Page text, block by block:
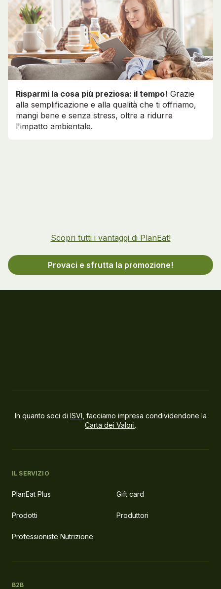
Risparmi la cosa più preziosa: il tempo! Grazie
alla semplificazione e alla qualità che ti offriamo,
mangi bene e senza stress, oltre a ridurre
l'impatto ambientale.
Scopri tutti i vantaggi di PlanEat!
Provaci e sfrutta la promozione!
In quanto soci di ISVI , facciamo impresa condividendone la
Carta dei Valori.
IL SERVIZIO
PlanEat Plus Gift card
Prodotti Produttori
Professioniste Nutrizione
B2B